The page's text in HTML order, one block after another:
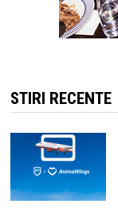
STIRI RECENTE